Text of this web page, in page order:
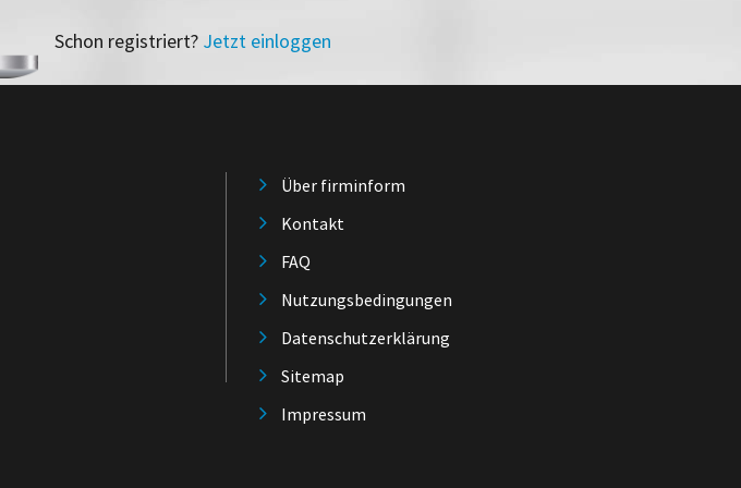
Schon registriert? Jetzt einloggen
Über firminform
Kontakt
FAQ
Nutzungsbedingungen
Datenschutzerklärung
Sitemap
Impressum